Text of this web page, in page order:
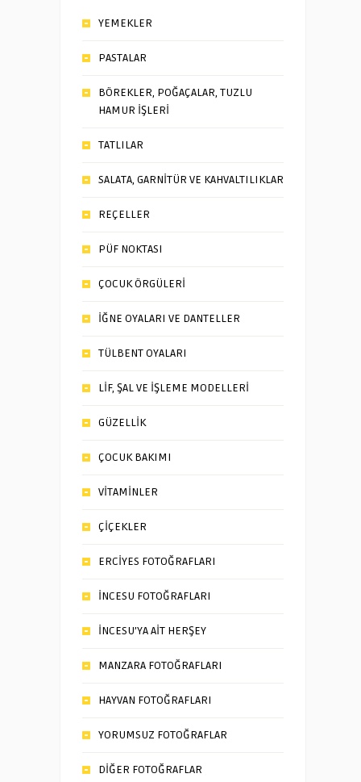
YEMEKLER
PASTALAR
BÖREKLER, POĞAÇALAR, TUZLU
HAMUR İŞLERİ
TATLILAR
SALATA, GARNİTÜR VE KAHVALTILIKLAR
REÇELLER
PÜF NOKTASI
ÇOCUK ÖRGÜLERİ
İĞNE OYALARI VE DANTELLER
TÜLBENT OYALARI
LİF, ŞAL VE İŞLEME MODELLERİ
GÜZELLİK
ÇOCUK BAKIMI
VİTAMİNLER
ÇİÇEKLER
ERCİYES FOTOĞRAFLARI
İNCESU FOTOĞRAFLARI
İNCESU’YA AİT HERŞEY
MANZARA FOTOĞRAFLARI
HAYVAN FOTOĞRAFLARI
YORUMSUZ FOTOĞRAFLAR
DİĞER FOTOĞRAFLAR